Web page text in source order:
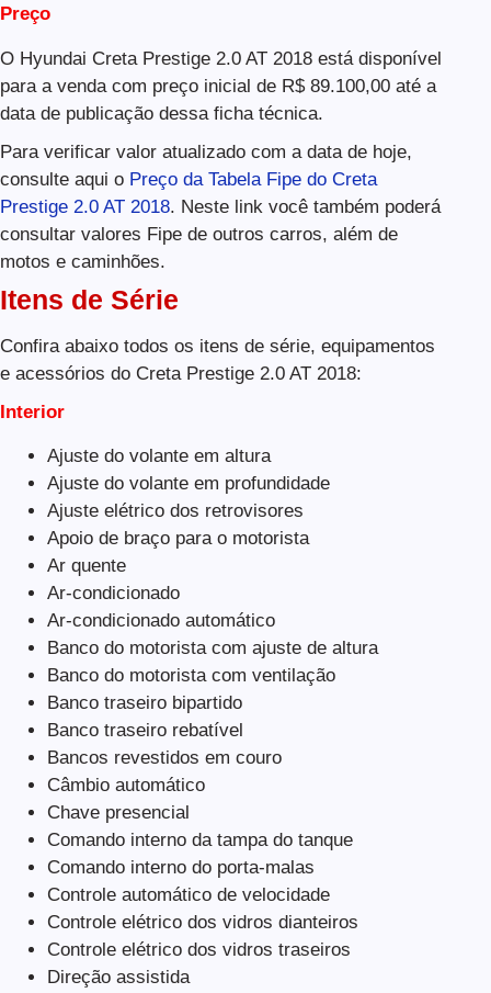
Preço
O Hyundai Creta Prestige 2.0 AT 2018 está disponível
para a venda com preço inicial de R$ 89.100,00 até a
data de publicação dessa ficha técnica.
Para verificar valor atualizado com a data de hoje,
consulte aqui o Preço da Tabela Fipe do Creta
Prestige 2.0 AT 2018. Neste link você também poderá
consultar valores Fipe de outros carros, além de
motos e caminhões.
Itens de Série
Confira abaixo todos os itens de série, equipamentos
e acessórios do Creta Prestige 2.0 AT 2018:
Interior
Ajuste do volante em altura
Ajuste do volante em profundidade
Ajuste elétrico dos retrovisores
Apoio de braço para o motorista
Ar quente
Ar-condicionado
Ar-condicionado automático
Banco do motorista com ajuste de altura
Banco do motorista com ventilação
Banco traseiro bipartido
Banco traseiro rebatível
Bancos revestidos em couro
Câmbio automático
Chave presencial
Comando interno da tampa do tanque
Comando interno do porta-malas
Controle automático de velocidade
Controle elétrico dos vidros dianteiros
Controle elétrico dos vidros traseiros
Direção assistida